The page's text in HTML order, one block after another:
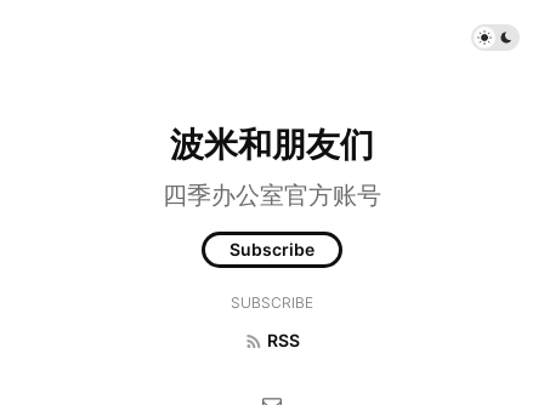
波米和朋友们
四季办公室官方账号
Subscribe
SUBSCRIBE
RSS